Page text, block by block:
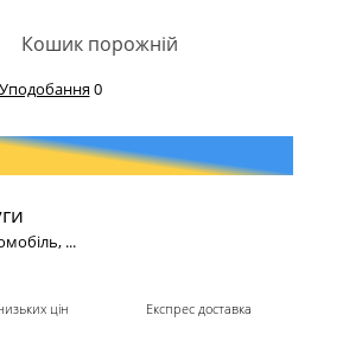
Кошик порожній
Уподобання0
...
цін Експрес доставка